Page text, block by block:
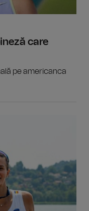
care
pe americanca